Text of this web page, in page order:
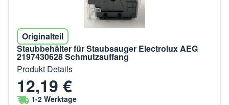
Originalteil
Staubbehälter für Staubsauger Electrolux AEG
2197430628 Schmutzauffang
Produkt Details
12,19 €
1-2 Werktage